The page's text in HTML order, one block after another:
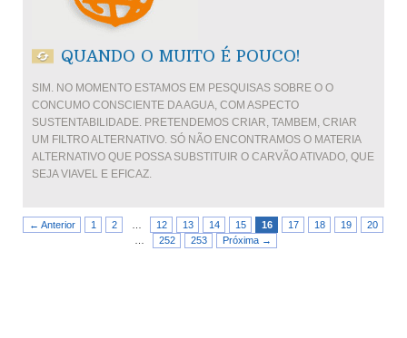
QUANDO O MUITO É POUCO!
SIM. NO MOMENTO ESTAMOS EM PESQUISAS SOBRE O O
CONCUMO CONSCIENTE DA AGUA, COM ASPECTO
SUSTENTABILIDADE. PRETENDEMOS CRIAR, TAMBEM, CRIAR
UM FILTRO ALTERNATIVO. SÓ NÃO ENCONTRAMOS O MATERIA
ALTERNATIVO QUE POSSA SUBSTITUIR O CARVÃO ATIVADO, QUE
SEJA VIAVEL E EFICAZ.
← Anterior 1 2 12 13 14 15 16 17 18 19
20
252 253 Próxima →